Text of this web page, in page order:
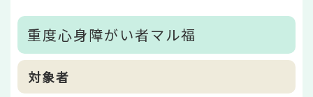
重度心身障がい者マル福
対象者